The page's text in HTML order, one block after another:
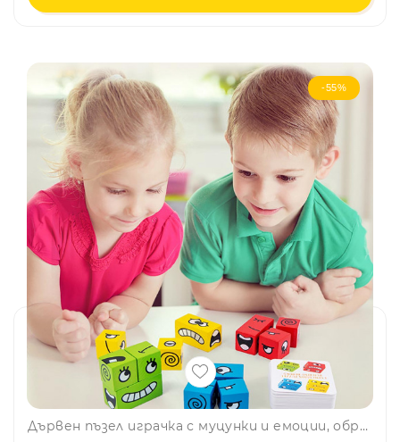
-55%
Дървен пъзел играчка с муцунки и емоции, образователен MZM11, BF23